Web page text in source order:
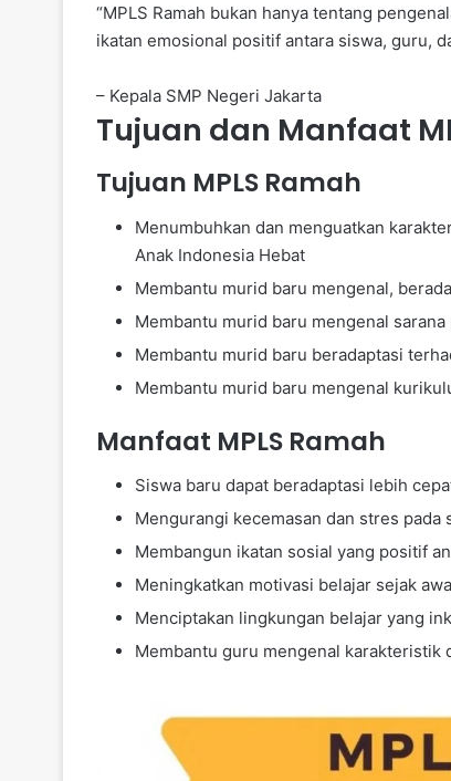
“MPLS Ramah bukan hanya tentang
ikatan emosional positif antara siswa, guru,
– Kepala SMP Negeri Jakarta
Tujuan dan Manfaat
Tujuan MPLS Ramah
Menumbuhkan dan menguatkan
Anak Indonesia Hebat
Membantu murid baru mengenal,
Membantu murid baru mengenal
Membantu murid baru beradaptasi
Membantu murid baru mengenal
Manfaat MPLS Ramah
Siswa baru dapat beradaptasi lebih
Mengurangi kecemasan dan stres pada
Membangun ikatan sosial yang positif
Meningkatkan motivasi belajar sejak
Menciptakan lingkungan belajar yang
Membantu guru mengenal karakteristik